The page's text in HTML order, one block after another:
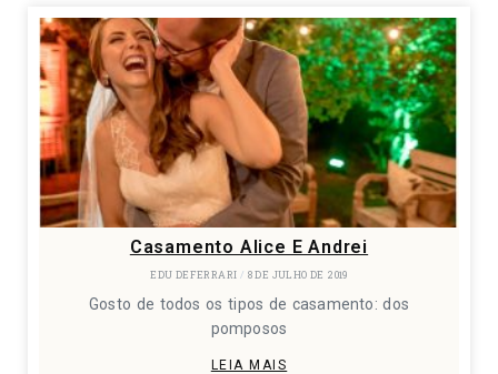
Casamento Alice E Andrei
EDU DEFERRARI 8 DE JULHO DE 2019
Gosto de todos os tipos de casamento: dos
pomposos
LEIA MAIS